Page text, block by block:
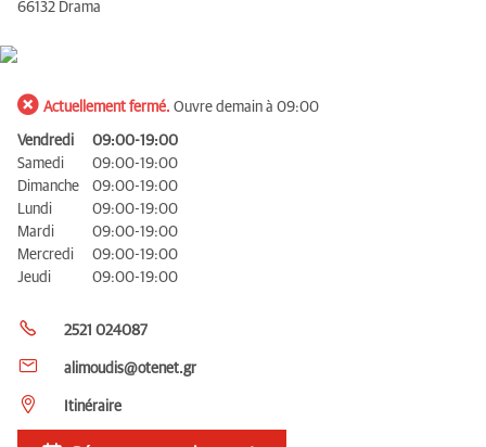
66132 Drama
Actuellement fermé. Ouvre demain à 09:00
Vendredi
09:00-19:00
Samedi
09:00-19:00
Dimanche
09:00-19:00
Lundi
09:00-19:00
Mardi
09:00-19:00
Mercredi
09:00-19:00
Jeudi
09:00-19:00
2521 024087
alimoudis@otenet.gr
Itinéraire